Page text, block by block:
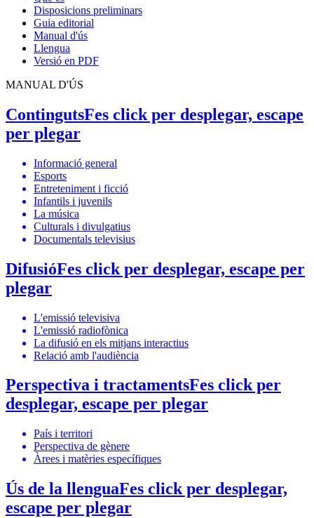
Disposicions preliminars
Guia editorial
Manual d'ús
Llengua
Versió en PDF
MANUAL D'ÚS
ContingutsFes click per desplegar, escape
per plegar
Informació general
Esports
Entreteniment i ficció
Infantils i juvenils
La música
Culturals i divulgatius
Documentals televisius
DifusióFes click per desplegar, escape per
plegar
L'emissió televisiva
L'emissió radiofònica
La difusió en els mitjans interactius
Relació amb l'audiència
Perspectiva i tractamentsFes click per
desplegar, escape per plegar
País i territori
Perspectiva de gènere
Àrees i matèries específiques
Ús de la llenguaFes click per desplegar,
escape per plegar